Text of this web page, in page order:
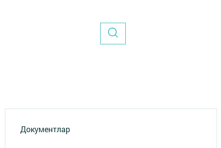
Документлар